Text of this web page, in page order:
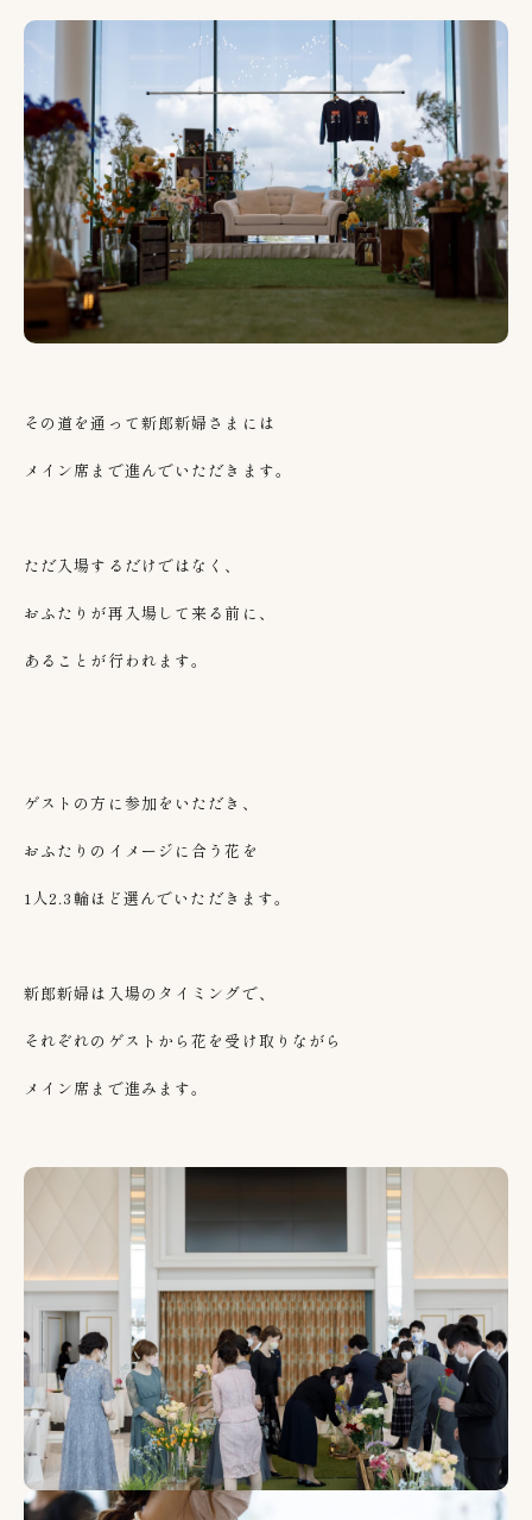
その道を通って新郎新婦さまには
メイン席まで進んでいただきます。
ただ入場するだけではなく、
おふたりが再入場して来る前に、
あることが行われます。
ゲストの方に参加をいただき、
おふたりのイメージに合う花を
1人 2.3輪ほど選んでいただきます。
新郎新婦は入場のタイミングで、
それぞれのゲストから花を受け取りながら
メイン席まで進みます。